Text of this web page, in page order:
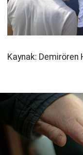
Kaynak: Demirören